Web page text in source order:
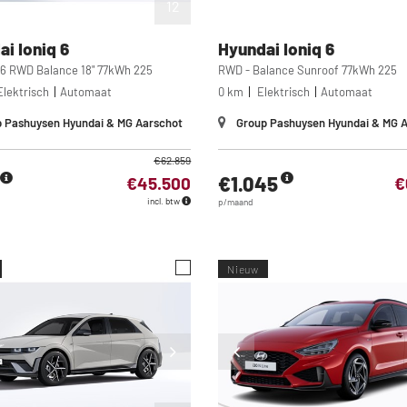
12
Ioniq 6
RWD Balance 18" 77kWh 225
Automaat
Hyundai & MG Aarschot
€45.500
€62.859
incl. btw
Hyundai Ioniq 6
RWD - Balance Sunroof 77kWh 225
0 km
Elektrisch Automaat
Group Pashuysen Hyundai & MG
€1.045
p/maand
Nieuw